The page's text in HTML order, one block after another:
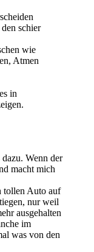
schier
wie
Atmen
in
Wenn der
macht mich
tollen Auto auf
nur weil
ausgehalten
im
was von den